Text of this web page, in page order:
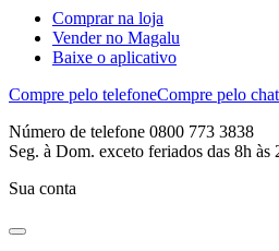
Comprar na loja
Vender no Magalu
Baixe o aplicativo
Compre pelo telefoneCompre pelo chat
Número de telefone 0800 773 3838
Seg. à Dom. exceto feriados das 8h às
Sua conta